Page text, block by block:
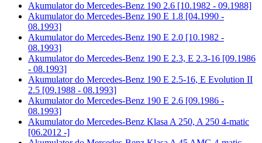
Akumulator do Mercedes-Benz 190 2.6 [10.1982 - 09.1988]
Akumulator do Mercedes-Benz 190 E 1.8 [04.1990 -
08.1993]
Akumulator do Mercedes-Benz 190 E 2.0 [10.1982 -
08.1993]
Akumulator do Mercedes-Benz 190 E 2.3, E 2.3-16 [09.1986
- 08.1993]
Akumulator do Mercedes-Benz 190 E 2.5-16, E Evolution II
2.5 [09.1988 - 08.1993]
Akumulator do Mercedes-Benz 190 E 2.6 [09.1986 -
08.1993]
Akumulator do Mercedes-Benz Klasa A 250, A 250 4-matic
[06.2012 -]